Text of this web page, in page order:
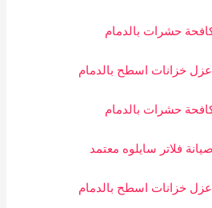
حشرات بالدمام
خزانات اسطح بالدمام
حشرات بالدمام
فلاتر سايلوه معتمد
خزانات اسطح بالدمام